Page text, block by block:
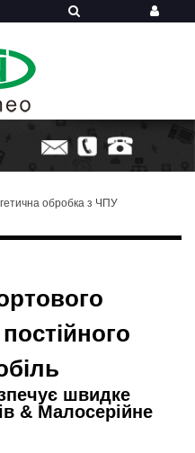
обробка з ЧПУ
швидке
& Малосерійне